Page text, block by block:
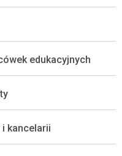
edukacyjnych
kancelarii